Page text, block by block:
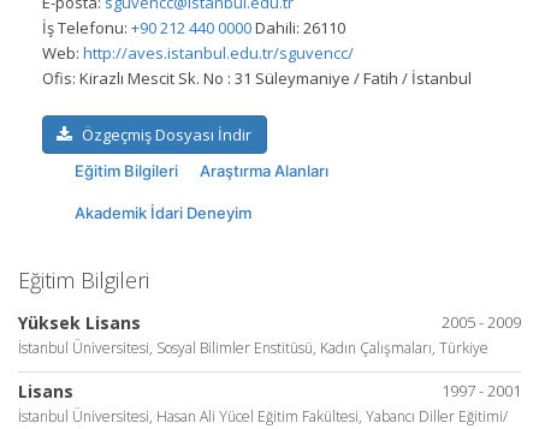
İş Telefonu: +90 212 440 0000Dahili: 26110
Web: http://aves.istanbul.edu.tr/sguvencc/
Ofis: Kirazlı Mescit Sk. No : 31 Süleymaniye / Fatih / İstanbul
Özgeçmiş Dosyası İndir
Eğitim Bilgileri Araştırma Alanları
Akademik İdari Deneyim
Eğitim Bilgileri
2005 - 2009
Yüksek Lisans
İstanbul Üniversitesi, Sosyal Bilimler Enstitüsü, Kadın Çalışmaları, Türkiye
1997 - 2001
Lisans
İstanbul Üniversitesi, Hasan Ali Yücel Eğitim Fakültesi, Yabancı Diller Eğitimi/